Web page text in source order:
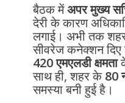
बैठक मेंअपर मुख्य
देरी के कारण
लगाई। अभी तक
सीवरेज कनेक्शन दिए
420 एमएलडी क्षमता
साथ ही, शहर के80
समस्या बनी हुई है।